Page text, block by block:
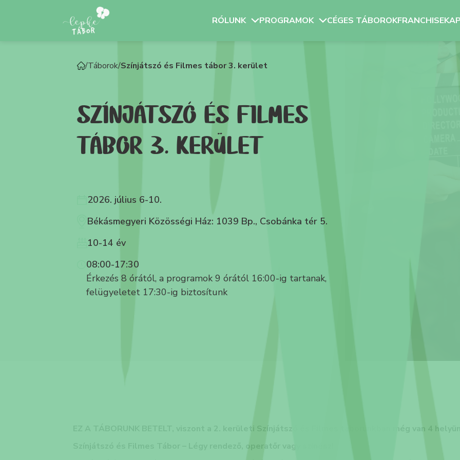
RÓLUNK
Rólunk
PROGRAMOK
Gyerekprogramok
Kapocs drámafoglalkozás 4-7 év 3.
Kapocs Színjátszó-Dráma klub 8-11
év 3. kerület
Szülő-gyerek programok
ÖSSZES ESEMÉNY MEGTEKINTÉSE
CÉGES TÁBOROKFRANCHISE
/Táborok/Színjátszó és Filmes tábor 3. kerület
SZÍNJÁTSZÓ ÉS FILMES
TÁBOR 3. KERÜLET
2026. július 6-10.
Békásmegyeri Közösségi Ház: 1039 Bp., Csobánka tér 5.
10-14 év
08:00-17:30
Érkezés 8 órától, a programok 9 órától 16:00-ig tartanak,
felügyeletet 17:30-ig biztosítunk
EZ A TÁBORUNK BETELT, viszont a 2. kerületi Színjátszó és Filmes táborunkban még van 4
Színjátszó és Filmes Tábor – Légy rendező, operatőr vagy színész!